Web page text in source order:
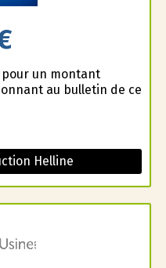
pour un montant
au bulletin de ce
Helline